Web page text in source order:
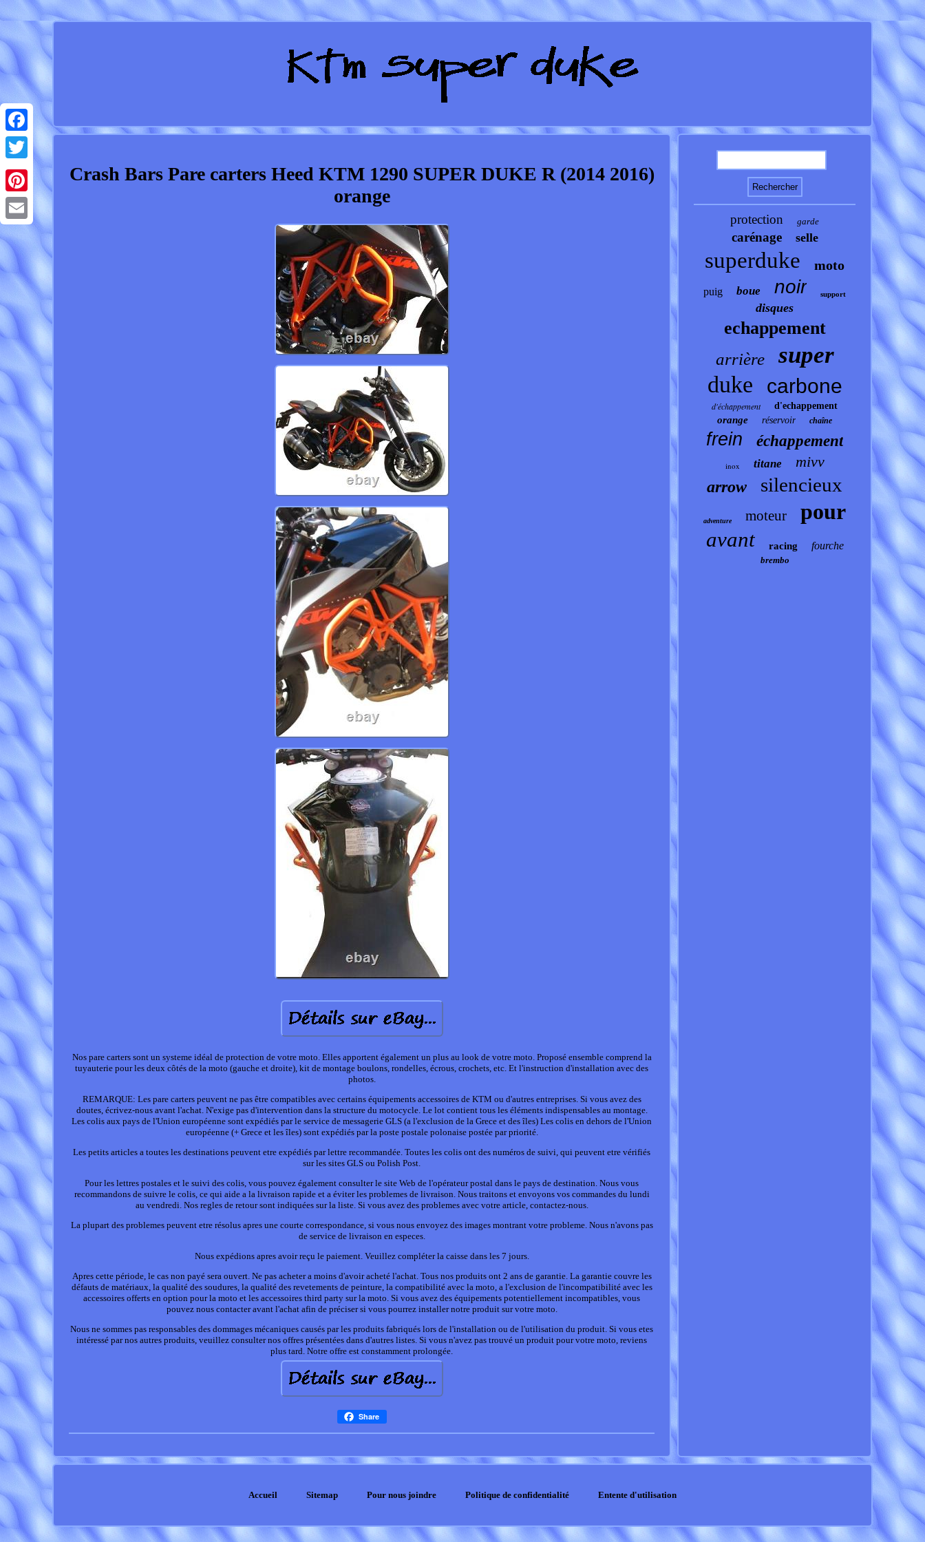
Facebook
Twitter
Pinterest
Email
Crash Bars Pare carters Heed KTM 1290 SUPER DUKE R (2014 2016)
orange
Nos pare carters sont un systeme idéal de protection de votre moto. Elles apportent également un plus au look de votre moto. Proposé ensemble comprend la
tuyauterie pour les deux côtés de la moto (gauche et droite), kit de montage boulons, rondelles, écrous, crochets, etc. Et l'instruction d'installation avec des
photos.
REMARQUE: Les pare carters peuvent ne pas être compatibles avec certains équipements accessoires de KTM ou d'autres entreprises. Si vous avez des
doutes, écrivez-nous avant l'achat. N'exige pas d'intervention dans la structure du motocycle. Le lot contient tous les éléments indispensables au montage.
Les colis aux pays de l'Union européenne sont expédiés par le service de messagerie GLS (a l'exclusion de la Grece et des îles) Les colis en dehors de l'Union
européenne (+ Grece et les îles) sont expédiés par la poste postale polonaise postée par priorité.
Les petits articles a toutes les destinations peuvent etre expédiés par lettre recommandée. Toutes les colis ont des numéros de suivi, qui peuvent etre vérifiés
sur les sites GLS ou Polish Post.
Pour les lettres postales et le suivi des colis, vous pouvez également consulter le site Web de l'opérateur postal dans le pays de destination. Nous vous
recommandons de suivre le colis, ce qui aide a la livraison rapide et a éviter les problemes de livraison. Nous traitons et envoyons vos commandes du lundi
au vendredi. Nos regles de retour sont indiquées sur la liste. Si vous avez des problemes avec votre article, contactez-nous.
La plupart des problemes peuvent etre résolus apres une courte correspondance, si vous nous envoyez des images montrant votre probleme. Nous n'avons pas
de service de livraison en especes.
Nous expédions apres avoir reçu le paiement. Veuillez compléter la caisse dans les 7 jours.
Apres cette période, le cas non payé sera ouvert. Ne pas acheter a moins d'avoir acheté l'achat. Tous nos produits ont 2 ans de garantie. La garantie couvre les
défauts de matériaux, la qualité des soudures, la qualité des revetements de peinture, la compatibilité avec la moto, a l'exclusion de l'incompatibilité avec les
accessoires offerts en option pour la moto et les accessoires third party sur la moto. Si vous avez des équipements potentiellement incompatibles, vous
pouvez nous contacter avant l'achat afin de préciser si vous pourrez installer notre produit sur votre moto.
Nous ne sommes pas responsables des dommages mécaniques causés par les produits fabriqués lors de l'installation ou de l'utilisation du produit. Si vous etes
intéressé par nos autres produits, veuillez consulter nos offres présentées dans d'autres listes. Si vous n'avez pas trouvé un produit pour votre moto, reviens
plus tard. Notre offre est constamment prolongée.
Share
protection garde
carénage selle
superduke moto
puig boue noir support
disques
echappement
arrière super
duke carbone
d'échappement d'echappement
orange réservoir chaîne
frein échappement
inox titane mivv
arrow silencieux
adventure moteur pour
avant racing fourche
brembo
Accueil Sitemap Pour nous joindre Politique de confidentialité Entente d'utilisation